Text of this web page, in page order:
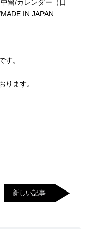
留/カレンダー（日
IN JAPAN
す。
ります。
新しい記事